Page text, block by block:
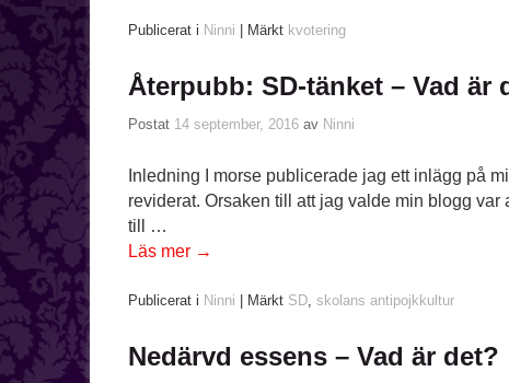
Publicerat i Ninni Märkt kvotering
Återpubb: SD-tänket – Vad är
Postat 14 september, 2016 av Ninni
Inledning I morse publicerade jag ett inlägg på
reviderat. Orsaken till att jag valde min blogg
till …
Läs mer →
Publicerat i Ninni Märkt SD skolans antipojkkultur
Nedärvd essens – Vad är det?